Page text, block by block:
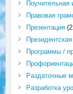
Поучительная
Правовая
Презентация
Программы /
Раздаточные
Разработка